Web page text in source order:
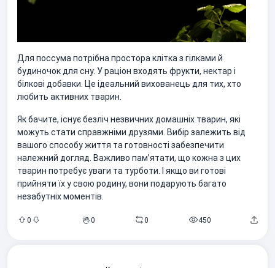
Для поссума потрібна простора клітка з гілками й
будиночок для сну. У раціон входять фрукти, нектар і
білкові добавки. Це ідеальний вихованець для тих, хто
любить активних тварин.
Як бачите, існує безліч незвичних домашніх тварин, які
можуть стати справжніми друзями. Вибір залежить від
вашого способу життя та готовності забезпечити
належний догляд. Важливо пам’ятати, що кожна з цих
тварин потребує уваги та турботи. І якщо ви готові
прийняти їх у свою родину, вони подарують багато
незабутніх моментів.
0 0 0 450